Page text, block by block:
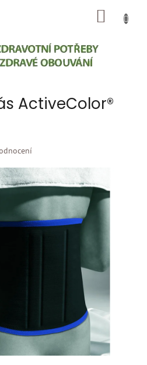
ActiveColor®